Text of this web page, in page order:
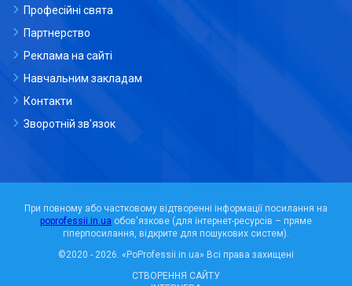
Професійні свята
Партнерство
Реклама на сайті
Навчальним закладам
Контакти
Зворотній зв'язок
При повному або частковому відтворенні інформації посилання на
poprofessii.in.ua обов'язкове (для інтернет-ресурсів – пряме
гіперпосилання, відкрите для пошукових систем).
СТВОРЕННЯ САЙТУ
©2020 - 2026. «PoProfessii.in.ua» Всі права захищені